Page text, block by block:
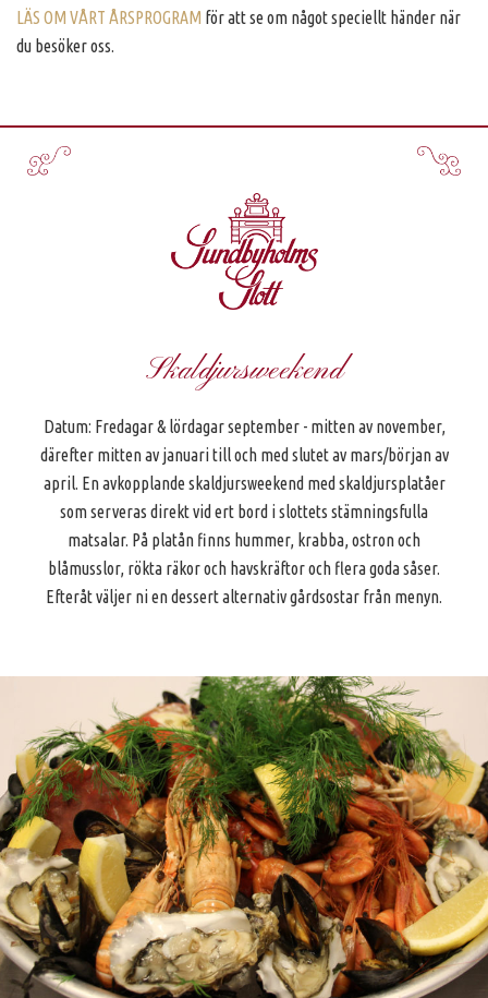
LÄS OM VÅRT ÅRSPROGRAM för att se om något speciellt händer när
du besöker oss.
Skaldjursweekend
Datum: Fredagar & lördagar september - mitten av november,
därefter mitten av januari till och med slutet av mars/början av
april. En avkopplande skaldjursweekend med skaldjursplatåer
som serveras direkt vid ert bord i slottets stämningsfulla
matsalar. På platån finns hummer, krabba, ostron och
blåmusslor, rökta räkor och havskräftor och flera goda såser.
Efteråt väljer ni en dessert alternativ gårdsostar från menyn.